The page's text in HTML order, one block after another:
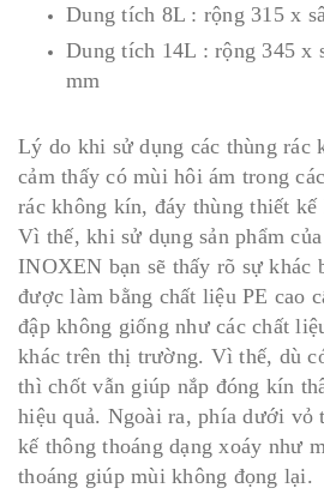
Dung tích 8L : rộng 315 x
Dung tích 14L : rộng 345 x
mm
Lý do khi sử dụng các thùng rác
cảm thấy có mùi hôi ám trong
rác không kín, đáy thùng thiết kế
Vì thế, khi sử dụng sản phẩm
INOXEN bạn sẽ thấy rõ sự khác
được làm bằng chất liệu PE cao
đập không giống như các chất
khác trên thị trường. Vì thế, dù
thì chốt vẫn giúp nắp đóng kín
hiệu quả. Ngoài ra, phía dưới vỏ
kế thông thoáng dạng xoáy như
thoáng giúp mùi không đọng lại.